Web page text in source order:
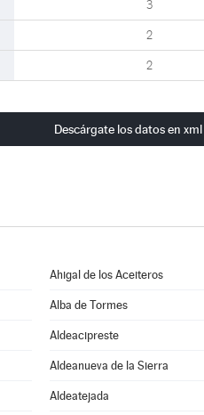
3
2
2
Descárgate los datos en xml
Ahigal de los Aceiteros
Alba de Tormes
Aldeacipreste
Aldeanueva de la Sierra
Aldeatejada